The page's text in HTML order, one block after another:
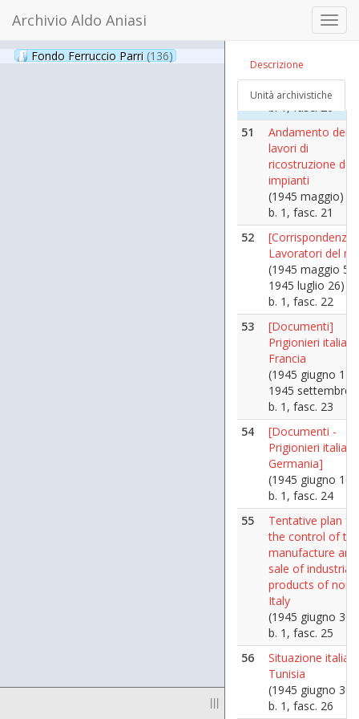
Archivio Aldo Aniasi
Fondo Ferruccio Parri (136)
|||
Descrizione
Unità archivistiche
b. 1, fasc. 2
50
[Corrispondenza
Africa italiana]
1945 ottobre 2)
b. 1, fasc. 20
51
Andamento dei
lavori di
ricostruzione
impianti
(1945 maggio)
b. 1, fasc. 21
52
[Corrispondenza
Lavoratori del
(1945 maggio 5 -
1945 luglio 26)
b. 1, fasc. 22
53
[Documenti]
Prigionieri italiani
Francia
(1945 giugno 11 -
1945 settembre
b. 1, fasc. 23
54
[Documenti -
Prigionieri italiani
Germania]
(1945 giugno 16)
b. 1, fasc. 24
55
Tentative plan
the control of the
manufacture and
sale of industrial
products of
Italy
(1945 giugno 30)
b. 1, fasc. 25
56
Situazione
Tunisia
(1945 giugno 30)
b. 1, fasc. 26